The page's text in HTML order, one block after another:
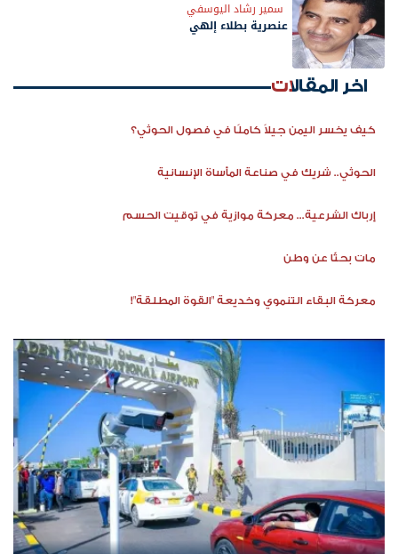
سمير رشاد اليوسفي
عنصرية بطلاء إلهي
اخر المقالات
كيف يخسر اليمن جيلاً كاملًا في فصول الحوثي؟
الحوثي.. شريك في صناعة المأساة الإنسانية
إرباك الشرعية... معركة موازية في توقيت الحسم
مات بحثًا عن وطن
معركة البقاء التنموي وخديعة "القوة المطلقة"!